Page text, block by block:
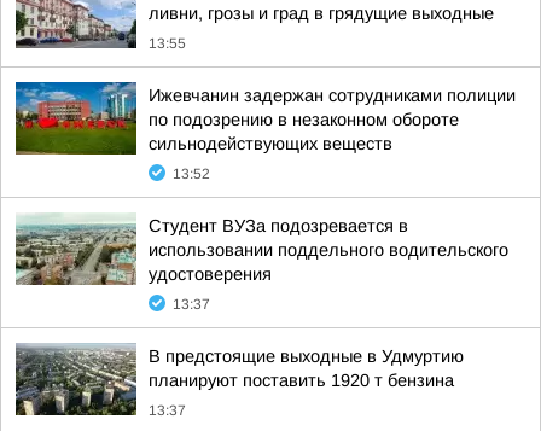
ливни, грозы и град в грядущие выходные
13:55
Ижевчанин задержан сотрудниками полиции
по подозрению в незаконном обороте
сильнодействующих веществ
13:52
Студент ВУЗа подозревается в
использовании поддельного водительского
удостоверения
13:37
В предстоящие выходные в Удмуртию
планируют поставить 1920 т бензина
13:37